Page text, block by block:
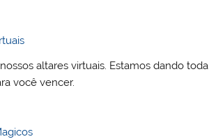
altares virtuais. Estamos dando toda
você vencer.